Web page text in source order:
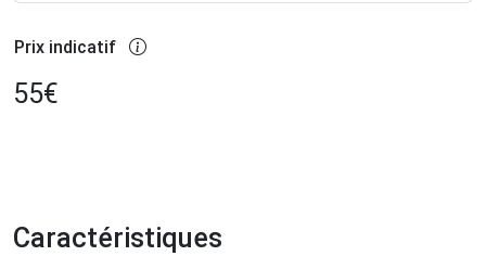
Prix indicatif
55€
Caractéristiques